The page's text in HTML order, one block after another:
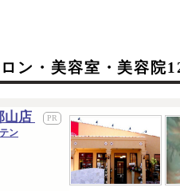
ン・美容室・美容院
山店
ン